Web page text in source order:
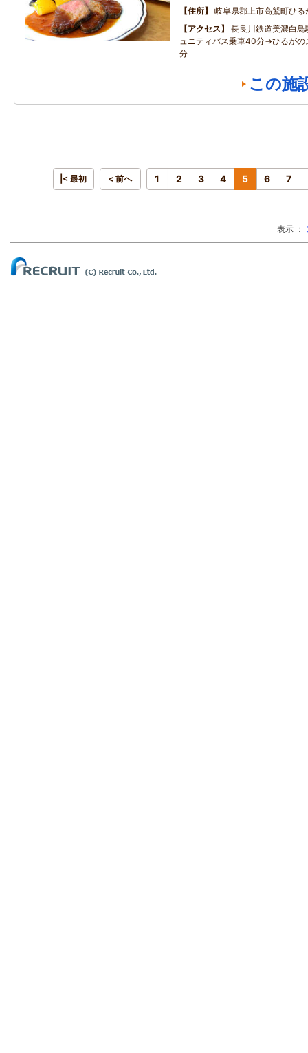
住所
岐阜県郡上市高鷲町ひ
アクセス
長良川鉄道美濃白
ュニティバス乗車40分→ひるがの
分
この施
|< 最初 < 前へ 1 2 3 4 5 6 7
表示 ：